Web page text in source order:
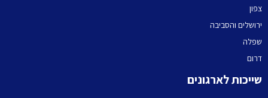
צפון
ירושלים והסביבה
שפלה
דרום
שייכות לארגונים